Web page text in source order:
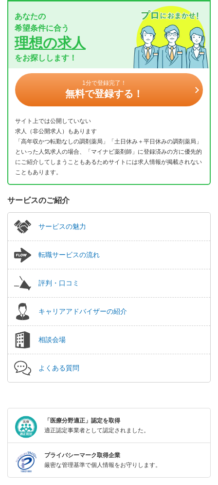
あなたの
希望条件に合う
理想の求人
をお探しします！
1分で登録完了！
無料で登録する！
サイト上では公開していない
求人（非公開求人）もあります
「高年収かつ転勤なしの調剤薬局」「土日休み＋平日休みの調剤薬局」
といった人気求人の場合、「マイナビ薬剤師」に登録済みの方に優先的
にご紹介してしまうこともあるためサイトには求人情報が掲載されない
こともあります。
サービスのご紹介
サービスの魅力
転職サービスの流れ
評判・口コミ
キャリアアドバイザーの紹介
相談会場
よくある質問
「医療分野適正」認定を取得
適正認定事業者として認定されました。
プライバシーマーク取得企業
厳密な管理基準で個人情報をお守りします。